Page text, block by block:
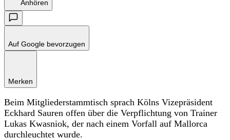
Anhören
Auf Google bevorzugen
Merken
Beim Mitgliederstammtisch sprach Kölns Vizepräsident
Eckhard Sauren offen über die Verpflichtung von Trainer
Lukas Kwasniok, der nach einem Vorfall auf Mallorca
durchleuchtet wurde.